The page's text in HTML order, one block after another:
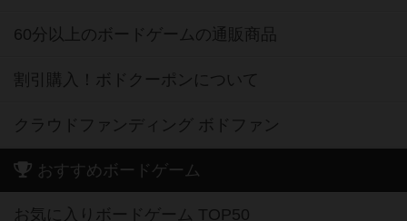
60分以上のボードゲームの通販商品
割引購入！ボドクーポンについて
クラウドファンディング ボドファン
おすすめボードゲーム
お気に入りボードゲーム TOP50